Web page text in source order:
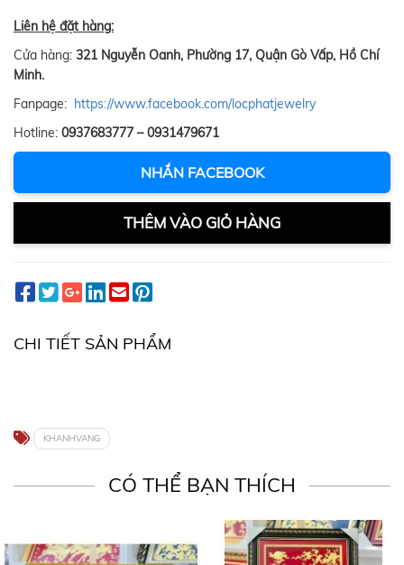
Liên hệ đặt hàng:
Cửa hàng: 321 Nguyễn Oanh, Phường 17, Quận Gò Vấp, Hồ Chí
Minh.
Fanpage: https://www.facebook.com/locphatjewelry
Hotline: 0937683777 – 0931479671
NHẮN FACEBOOK
THÊM VÀO GIỎ HÀNG
CHI TIẾT SẢN PHẨM
KHANHVANG
CÓ THỂ BẠN THÍCH